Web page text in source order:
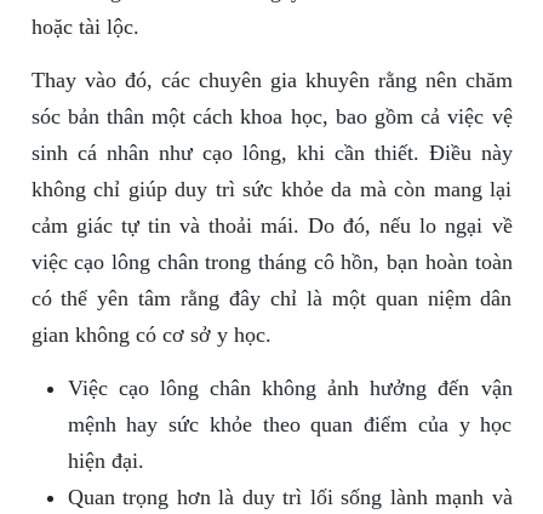
hoặc tài lộc.
Thay vào đó, các chuyên gia khuyên rằng nên chăm
sóc bản thân một cách khoa học, bao gồm cả việc vệ
sinh cá nhân như cạo lông, khi cần thiết. Điều này
không chỉ giúp duy trì sức khỏe da mà còn mang lại
cảm giác tự tin và thoải mái. Do đó, nếu lo ngại về
việc cạo lông chân trong tháng cô hồn, bạn hoàn toàn
có thể yên tâm rằng đây chỉ là một quan niệm dân
gian không có cơ sở y học.
Việc cạo lông chân không ảnh hưởng đến vận
mệnh hay sức khỏe theo quan điểm của y học
hiện đại.
Quan trọng hơn là duy trì lối sống lành mạnh và